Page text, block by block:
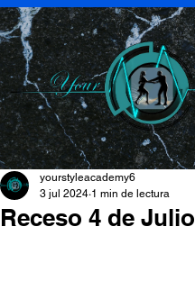
Receso 4 de Julio
yourstyleacademy6
3 jul 2024 1 min de lectura